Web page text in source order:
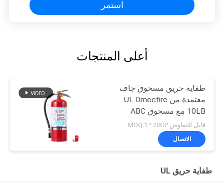
استمر
أعلى المنتجات
طفاية حريق مسحوق جاف
معتمدة من UL Omecfire
10LB مع مسحوق ABC
بنسبة 90%
قابل للتفاوض MOQ:1 * 20GP
الاتصال
طفاية حريق UL